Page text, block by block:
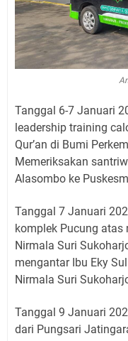
Tanggal 6-7 Januari
leadership training
Qur’an di Bumi
Memeriksakan
Alasombo ke
Tanggal 7 Januari
komplek Pucung atas
Nirmala Suri
mengantar Ibu Eky
Nirmala Suri
Tanggal 9 Januari
dari Pungsari